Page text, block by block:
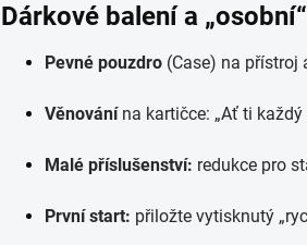
Dárkové balení a
Pevné pouzdro (Case) na přístroj
Věnovánína kartičce: „Ať ti každý
Malé příslušenství: redukce pro
První start: přiložte vytisknutý